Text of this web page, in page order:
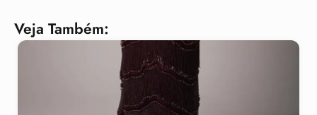
Veja Também: